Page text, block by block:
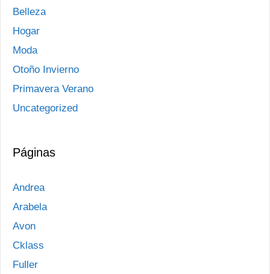
Belleza
Hogar
Moda
Otoño Invierno
Primavera Verano
Uncategorized
Páginas
Andrea
Arabela
Avon
Cklass
Fuller